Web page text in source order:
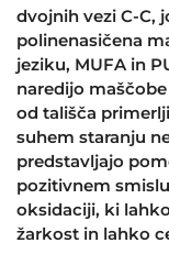
dvojnih vezi C-C,
polinenasičena
jeziku, MUFA in
naredijo
od tališča
suhem staranju
predstavljajo
pozitivnem
oksidaciji, ki
žarkost in lahko